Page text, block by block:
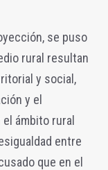
se puso
rural resultan
y social,
y el
ámbito rural
entre
que en el